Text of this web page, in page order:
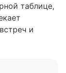
таблице,
и